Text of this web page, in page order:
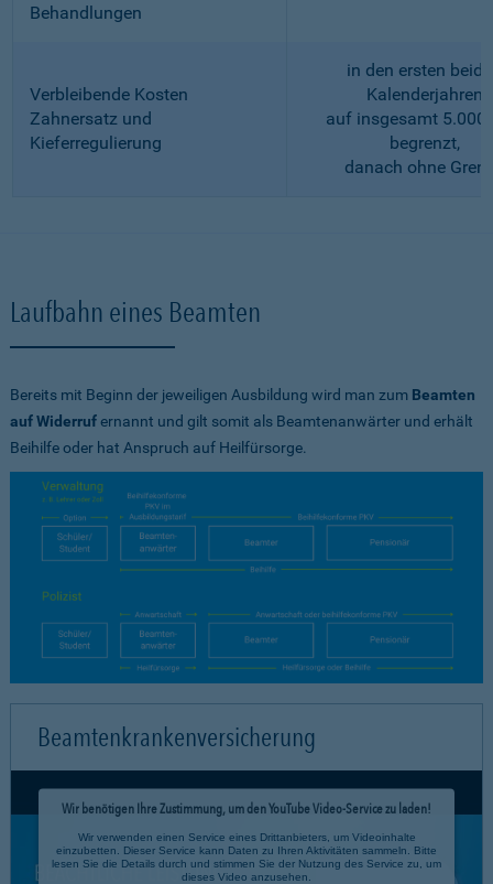
Behandlungen
Verbleibende Kosten
Zahnersatz und
Kieferregulierung
in den ersten
Kalenderjahren
auf insgesamt 5.000
begrenzt,
danach ohne
Laufbahn eines Beamten
Bereits mit Beginn der jeweiligen Ausbildung wird man zum Beamten
auf Widerrufernannt und gilt somit als Beamtenanwärter und erhält
Beihilfe oder hat Anspruch auf Heilfürsorge.
Beamtenkrankenversicherung
Wir benötigen Ihre Zustimmung, um den YouTube Video-Service zu laden!
Wir verwenden einen Service eines Drittanbieters, um Videoinhalte
einzubetten. Dieser Service kann Daten zu Ihren Aktivitäten sammeln. Bitte
lesen Sie die Details durch und stimmen Sie der Nutzung des Service zu, um
dieses Video anzusehen.